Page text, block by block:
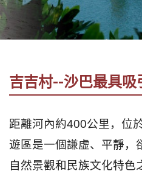
錫
遊
在
越
南
吉吉村--沙巴最具吸
距離河內約400公里，位
遊區是一個謙虛、平靜，
自然景觀和民族文化特色